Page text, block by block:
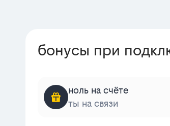
бонусы при
ноль на счёте
ты на связи